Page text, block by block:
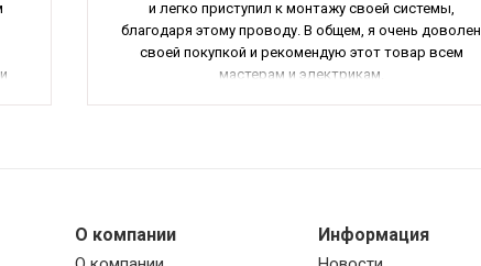
и легко приступил к монтажу своей системы,
благодаря этому проводу. В общем, я очень доволен
своей покупкой и рекомендую этот товар всем
мастерам и электрикам.
О компании Информация